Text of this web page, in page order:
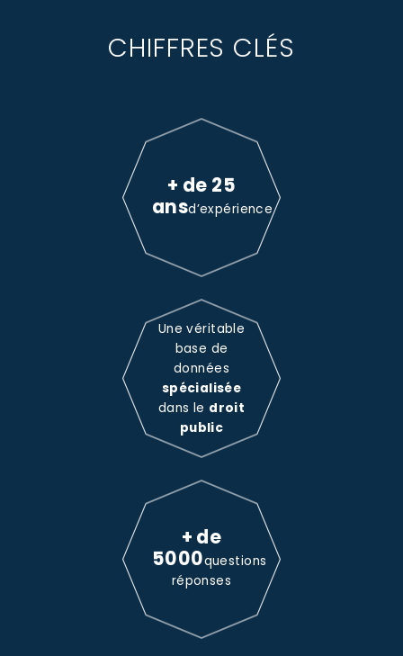
CHIFFRES CLÉS
+ de 25
ansd’expérience
Une véritable
base de
données
spécialisée
dans le droit
public
+ de
5000questions
réponses